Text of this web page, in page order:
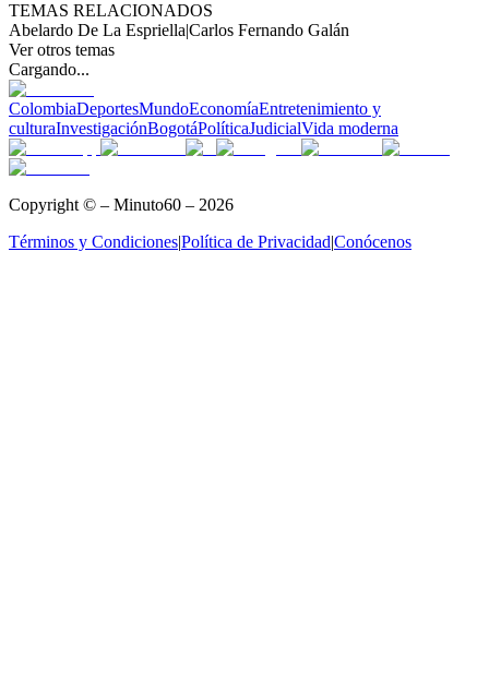
TEMAS RELACIONADOS
Abelardo De La Espriella|Carlos Fernando Galán
Ver otros temas
Cargando...
ColombiaDeportesMundoEconomíaEntretenimiento y
culturaInvestigaciónBogotáPolíticaJudicialVida moderna
Copyright © – Minuto60 – 2026
Términos y Condiciones|Política de Privacidad|Conócenos